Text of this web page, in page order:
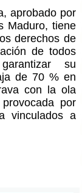
aprobado por
Maduro, tiene
derechos de
de todos
su
de 70 % en
con la ola
por
vinculados a